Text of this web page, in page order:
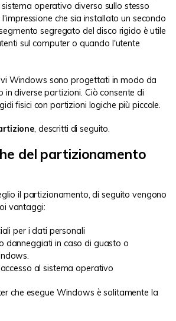
operativo diverso sullo stesso
che sia installato un secondo
segregato del disco rigido è utile
sul computer o quando l'utente
Windows sono progettati in modo da
in diverse partizioni. Ciò consente di
fisici con partizioni logiche più piccole.
, descritti di seguito.
del partizionamento
il partizionamento, di seguito vengono
vantaggi:
per i dati personali
danneggiati in caso di guasto o
al sistema operativo
che esegue Windows è solitamente la